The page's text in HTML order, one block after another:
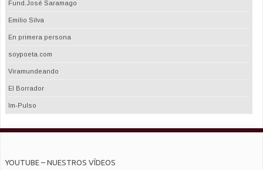
Fund.José Saramago
Emilio Silva
En primera persona
soypoeta.com
Viramundeando
El Borrador
Im-Pulso
YOUTUBE – NUESTROS VÍDEOS